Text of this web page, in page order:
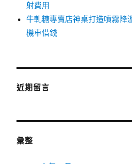
射費用
牛軋糖專賣店神桌打造噴霧降
機車借錢
近期留言
彙整